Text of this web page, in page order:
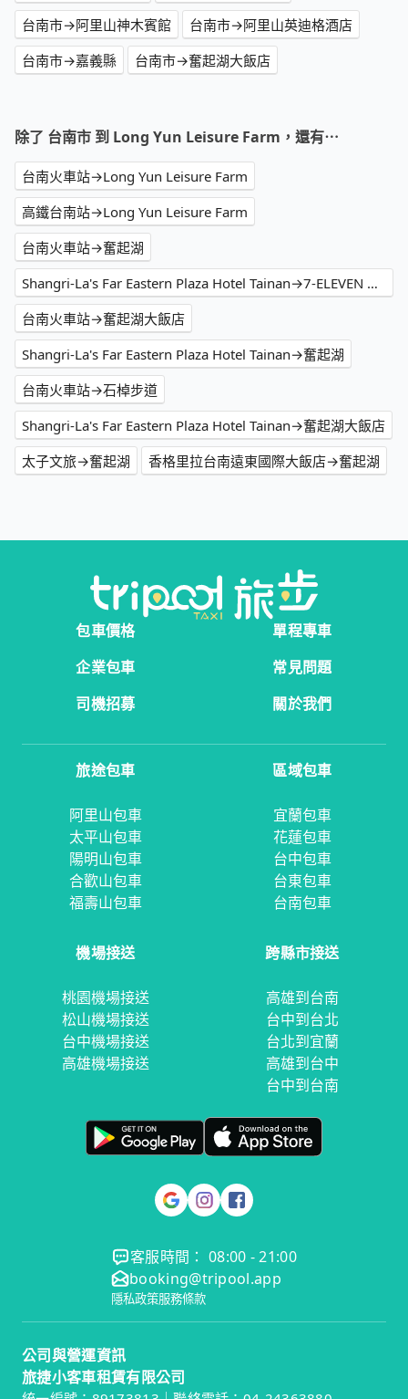
台南市→阿里山神木賓館
台南市→阿里山英迪格酒店
台南市→嘉義縣
台南市→奮起湖大飯店
除了 台南市 到 Long Yun Leisure Farm，還有⋯
台南火車站→Long Yun Leisure Farm
高鐵台南站→Long Yun Leisure Farm
台南火車站→奮起湖
Shangri-La's Far Eastern Plaza Hotel Tainan→7-ELEVEN 石棹門市
台南火車站→奮起湖大飯店
Shangri-La's Far Eastern Plaza Hotel Tainan→奮起湖
台南火車站→石棹步道
Shangri-La's Far Eastern Plaza Hotel Tainan→奮起湖大飯店
太子文旅→奮起湖
香格里拉台南遠東國際大飯店→奮起湖
包車價格
單程專車
企業包車
常見問題
司機招募
關於我們
旅途包車
阿里山包車
太平山包車
陽明山包車
合歡山包車
福壽山包車
區域包車
宜蘭包車
花蓮包車
台中包車
台東包車
台南包車
機場接送
桃園機場接送
松山機場接送
台中機場接送
高雄機場接送
跨縣市接送
高雄到台南
台中到台北
台北到宜蘭
高雄到台中
台中到台南
客服時間： 08:00 - 21:00
booking@tripool.app
隱私政策服務條款
公司與營運資訊
旅捷小客車租賃有限公司